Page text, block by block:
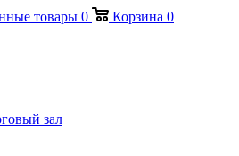
товары 0 Корзина 0
зал